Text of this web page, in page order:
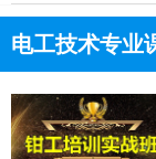
电工技术专业
点击免费咨询